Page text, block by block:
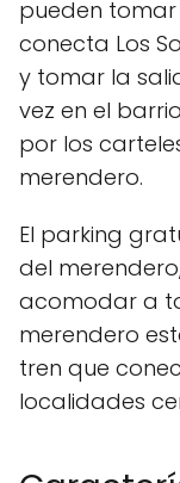
pueden
conecta Los
y tomar la
vez en el
por los
merendero.
El parking
del
acomodar a
merendero
tren que
localidades